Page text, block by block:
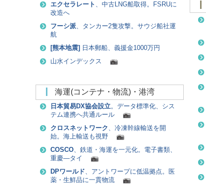
エクセラレート 、中古LNG船取得。FSRUに
改造へ
フーシ派、タンカー2隻攻撃。サウジ船社運
航
[熊本地震]
日本郵船、義援金1000万円
山水インデックス
海運(コンテナ・物流)・港湾
日本貿易DX協会設立。データ標準化、シス
テム連携へ共通ルール
クロスネットワーク 、冷凍幹線輸送を開
始。海上輸送も視野
COSCO、鉄道・海運を一元化。電子書類、
重慶―タイ
DPワールド、アントワープに低温拠点。医
薬・生鮮品に一貫物流